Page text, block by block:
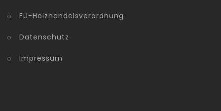
EU-Holzhandelsverordnung
Datenschutz
Impressum